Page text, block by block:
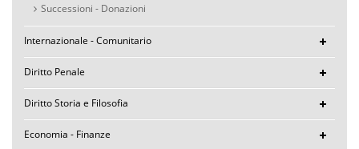
Successioni - Donazioni
Internazionale - Comunitario
Diritto Penale
Diritto Storia e Filosofia
Economia - Finanze